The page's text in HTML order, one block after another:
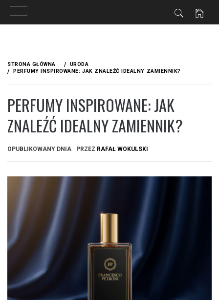
treściSTRONA GŁÓWNA
URODA
PERFUMY INSPIROWANE: JAK ZNALEŹĆ IDEALNY ZAMIENNIK?
PERFUMY INSPIROWANE: JAK
ZNALEŹĆ IDEALNY ZAMIENNIK?
OPUBLIKOWANY DNIA PRZEZ RAFAŁ WOKULSKI